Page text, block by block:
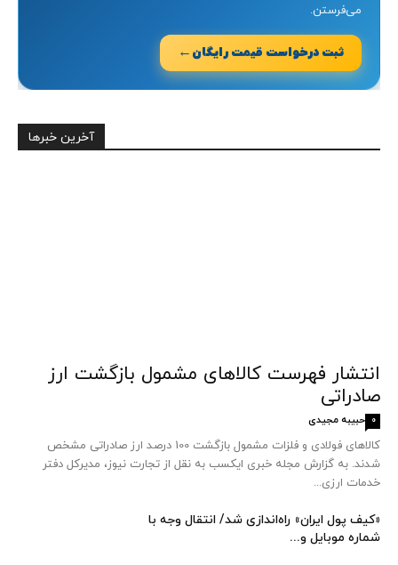
می‌فرستن.
ثبت درخواست قیمت رایگان ←
آخرین خبرها
انتشار فهرست کالاهای مشمول بازگشت ارز
صادراتی
حبیبه مجیدی 0
کالاهای فولادی و فلزات مشمول بازگشت 100 درصد ارز صادراتی مشخص
شدند. به گزارش مجله خبری ایکسب به نقل از تجارت نیوز، مدیرکل دفتر
خدمات ارزی...
«کیف پول ایران» راه‌اندازی شد/ انتقال وجه با
شماره موبایل و...